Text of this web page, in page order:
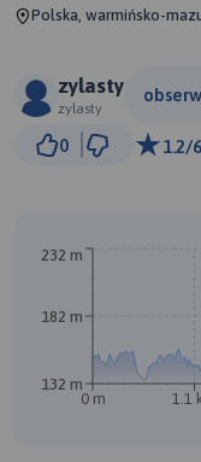
Polska, warmińsko-
zylasty
zylasty
0 1.2/6
0 m 1.1
132 m
182 m
232 m